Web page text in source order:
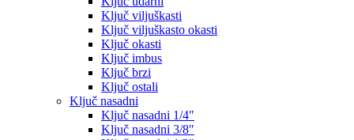
Ključ viljuškasti
Ključ viljuškasto okasti
Ključ okasti
Ključ imbus
Ključ brzi
Ključ ostali
Ključ nasadni
Ključ nasadni 1/4″
Ključ nasadni 3/8″